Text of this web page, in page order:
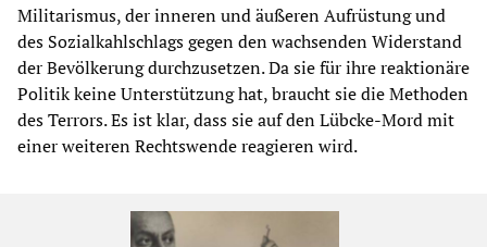
Militarismus, der inneren und äußeren Aufrüstung und
des Sozialkahlschlags gegen den wachsenden Widerstand
der Bevölkerung durchzusetzen. Da sie für ihre reaktionäre
Politik keine Unterstützung hat, braucht sie die Methoden
des Terrors. Es ist klar, dass sie auf den Lübcke-Mord mit
einer weiteren Rechtswende reagieren wird.